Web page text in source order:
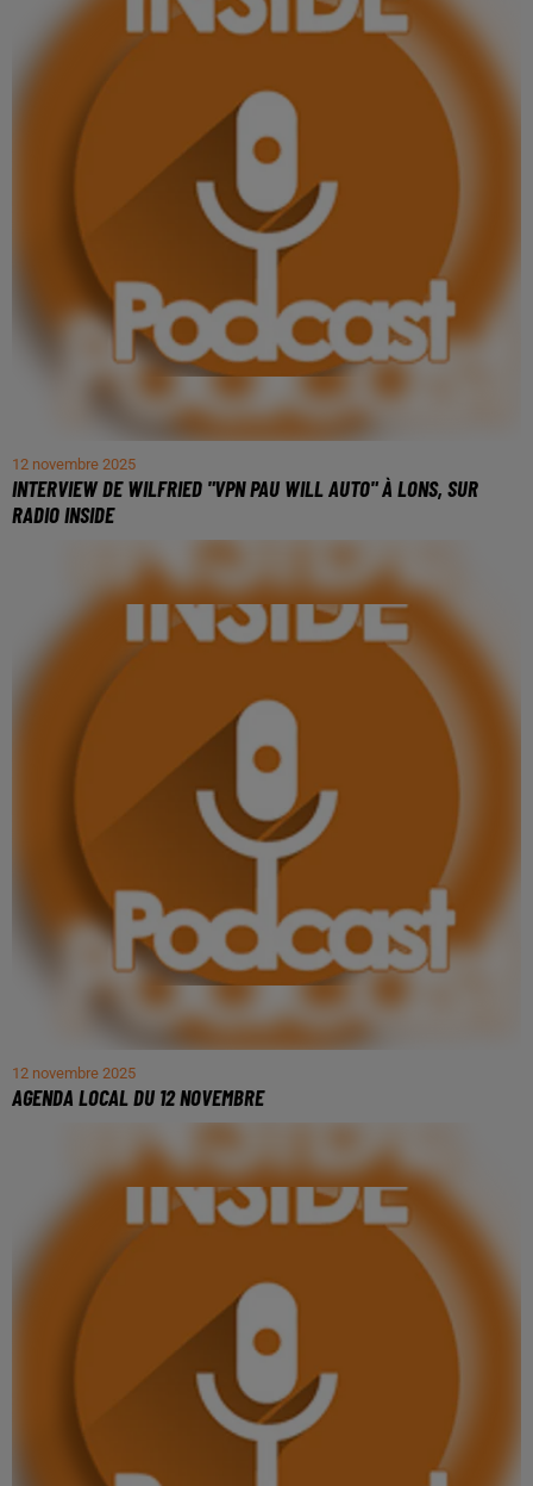
12 novembre 2025
INTERVIEW DE WILFRIED "VPN PAU WILL AUTO" À LONS, SUR
RADIO INSIDE
12 novembre 2025
AGENDA LOCAL DU 12 NOVEMBRE